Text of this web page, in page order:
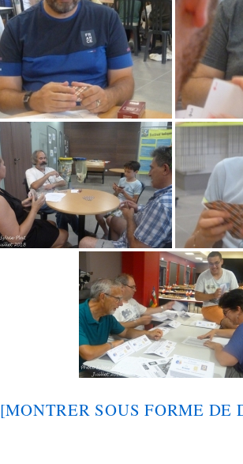
[MONTRER SOUS FORME